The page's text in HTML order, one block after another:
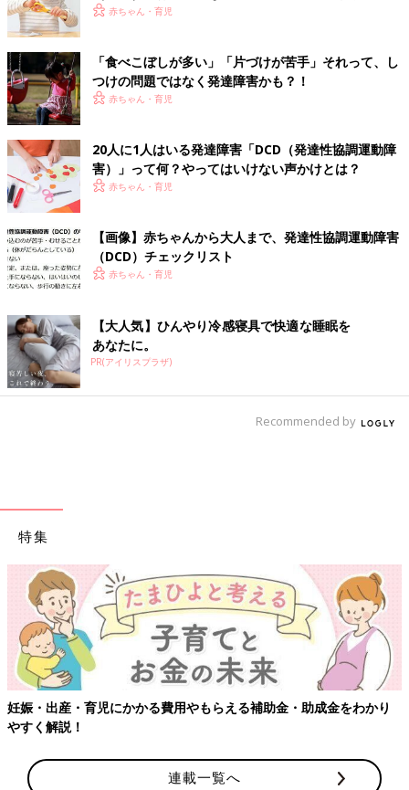
――親は子どもの苦手さを克服させてあげたい、とつい熱心に指
導してしまうこともありますが…。
澤江 子どもが泣いて嫌がっていたら無理に練習をさせる必要は
ないでしょう。無理をさせると、将来的にスポーツに対するイメ
ージが下がり、抵抗感を持ってしまいます。
スポーツは上手にできるかどうかではなく、子どもが自発的に楽
しんで取り組めるかどうかが重要です。子どもは楽しいことは何
度でもやりますよね。それが脳にいい刺激を与え、動きを発達さ
せることにつながります。
もし親が「ちょっと頑張ってみようか」と励ましながら一緒にや
ってみたとします。子どもが少しできたときにお母さんが「よく
できたね！」と笑顔で喜んだら、それを見た子どもは「もうちょ
どもが自分でやってみようと思える声かけならいいと思います。
――では、子どもがやってみてもうまくいかない、つまらないか
らやりたくない、というときはどうすればいいでしょうか？
澤江 運動が苦手な子は、通常のやり方だと飽きてしまうことが
る。子どもがなわに慣れてきたら、親がなわを地面より少し高い
位置で持ち、「なわが近づいてきたよ〜」と子どもに近づけてい
き、子どもがそれをまたぐ、という遊びもいいですね。なわとび
の原理は、なわを越えることですから「またぐ」ことができれ
ば、いずれ「跳ぶ」という運動につながることにもなります。子
どもが楽しむ経験を積めるような工夫をしてあげるといいでしょ
う。
スポーツを楽しむ経験が子どもの可能性を広げる
――楽しく体を動かす経験を続けていくことで、DCDの症状の
改善にも影響するのでしょうか？
澤江 はい。ペースはゆっくりでもその子なりの伸びしろはある
場合も【チェックリストつき】
赤ちゃん・育児
「食べこぼしが多い」「片づけが苦手」それって、し
つけの問題ではなく発達障害かも？！
赤ちゃん・育児
20人に1人はいる発達障害「DCD（発達性協調運動障
害）」って何？やってはいけない声かけとは？
赤ちゃん・育児
【画像】赤ちゃんから大人まで、発達性協調運動障害
（DCD）チェックリスト
赤ちゃん・育児
【大人気】ひんやり冷感寝具で快適な睡眠を
あなたに。
PR(アイリスプラザ)
Recommended by
特集
妊娠・出産・育児にかかる費用やもらえる補助金・助成金をわかり
やすく解説！
連載一覧へ